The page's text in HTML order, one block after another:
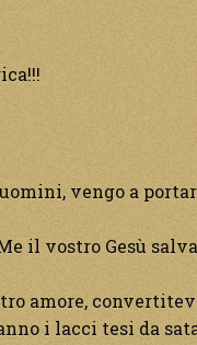
vengo a
il vostro Gesù
amore,
i lacci tesi da